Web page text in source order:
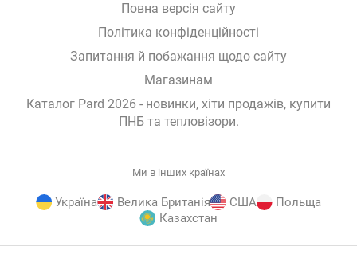
з
у
)
і
Повна версія сайту
Політика конфіденційності
Запитання й побажання щодо сайту
Магазинам
Каталог Pard 2026 - новинки, хіти продажів, купити
ПНБ та тепловізори.
Ми в інших країнах
Україна Велика Британія США
Польща
Казахстан